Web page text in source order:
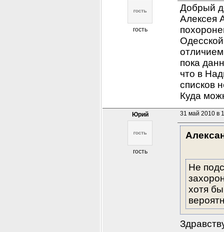
гость
Добрый
Алексея
пока
что в
списков
Куда
Юрий
гость
31 май 2010 в
Не
хотя